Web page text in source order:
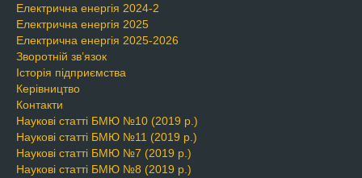
Електрична енергія 2024-2
Електрична енергія 2025
Електрична енергія 2025-2026
Зворотній зв’язок
Історія підприємства
Керівництво
Контакти
Наукові статті БМЮ №10 (2019 р.)
Наукові статті БМЮ №11 (2019 р.)
Наукові статті БМЮ №7 (2019 р.)
Наукові статті БМЮ №8 (2019 р.)